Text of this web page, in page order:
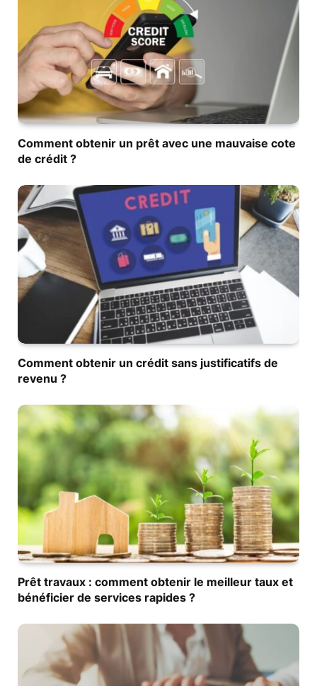
Comment obtenir un prêt avec une mauvaise cote
de crédit ?
Comment obtenir un crédit sans justificatifs de
revenu ?
Prêt travaux : comment obtenir le meilleur taux et
bénéficier de services rapides ?